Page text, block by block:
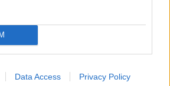
Data Access Privacy Policy